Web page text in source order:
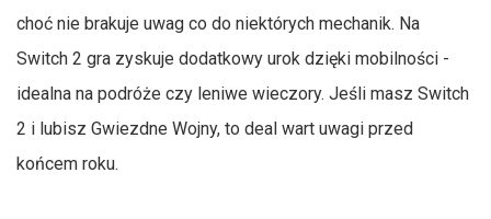
choć nie brakuje uwag co do niektórych mechanik. Na
Switch 2 gra zyskuje dodatkowy urok dzięki mobilności -
idealna na podróże czy leniwe wieczory. Jeśli masz Switch
2 i lubisz Gwiezdne Wojny, to deal wart uwagi przed
końcem roku.